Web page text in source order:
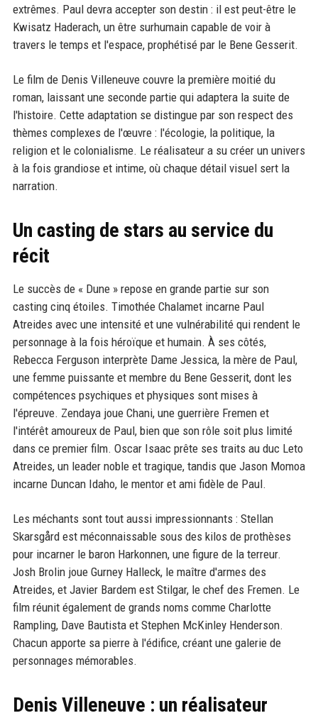
extrêmes. Paul devra accepter son destin : il est peut-être le
Kwisatz Haderach, un être surhumain capable de voir à
travers le temps et l'espace, prophétisé par le Bene Gesserit.
Le film de Denis Villeneuve couvre la première moitié du
roman, laissant une seconde partie qui adaptera la suite de
l'histoire. Cette adaptation se distingue par son respect des
thèmes complexes de l'œuvre : l'écologie, la politique, la
religion et le colonialisme. Le réalisateur a su créer un univers
à la fois grandiose et intime, où chaque détail visuel sert la
narration.
Un casting de stars au service du
récit
Le succès de « Dune » repose en grande partie sur son
casting cinq étoiles. Timothée Chalamet incarne Paul
Atreides avec une intensité et une vulnérabilité qui rendent le
personnage à la fois héroïque et humain. À ses côtés,
Rebecca Ferguson interprète Dame Jessica, la mère de Paul,
une femme puissante et membre du Bene Gesserit, dont les
compétences psychiques et physiques sont mises à
l'épreuve. Zendaya joue Chani, une guerrière Fremen et
l'intérêt amoureux de Paul, bien que son rôle soit plus limité
dans ce premier film. Oscar Isaac prête ses traits au duc Leto
Atreides, un leader noble et tragique, tandis que Jason Momoa
incarne Duncan Idaho, le mentor et ami fidèle de Paul.
Les méchants sont tout aussi impressionnants : Stellan
Skarsgård est méconnaissable sous des kilos de prothèses
pour incarner le baron Harkonnen, une figure de la terreur.
Josh Brolin joue Gurney Halleck, le maître d'armes des
Atreides, et Javier Bardem est Stilgar, le chef des Fremen. Le
film réunit également de grands noms comme Charlotte
Rampling, Dave Bautista et Stephen McKinley Henderson.
Chacun apporte sa pierre à l'édifice, créant une galerie de
personnages mémorables.
Denis Villeneuve : un réalisateur